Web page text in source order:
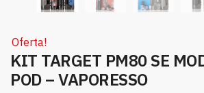
Oferta!
KIT TARGET PM80 SE
POD – VAPORESSO